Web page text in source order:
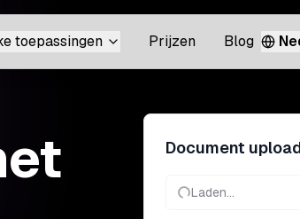
toepassingen Prijzen Blog
Document
Laden...